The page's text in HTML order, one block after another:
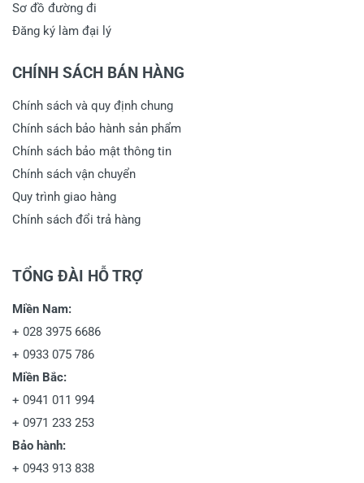
Sơ đồ đường đi
Đăng ký làm đại lý
CHÍNH SÁCH BÁN HÀNG
Chính sách và quy định chung
Chính sách bảo hành sản phẩm
Chính sách bảo mật thông tin
Chính sách vận chuyển
Quy trình giao hàng
Chính sách đổi trả hàng
TỔNG ĐÀI HỖ TRỢ
Miền Nam:
+ 028 3975 6686
+ 0933 075 786
Miền Bắc:
+ 0941 011 994
+ 0971 233 253
Bảo hành:
+ 0943 913 838